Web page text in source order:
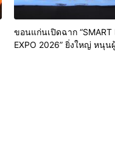
ขอนแก่นเปิดฉาก “SMART
EXPO 2026” ยิ่งใหญ่ หนุน